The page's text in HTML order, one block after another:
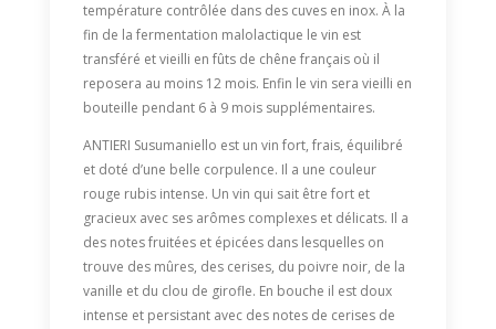
température contrôlée dans des cuves en inox. À la
fin de la fermentation malolactique le vin est
transféré et vieilli en fûts de chêne français où il
reposera au moins 12 mois. Enfin le vin sera vieilli en
bouteille pendant 6 à 9 mois supplémentaires.
ANTIERI Susumaniello est un vin fort, frais, équilibré
et doté d’une belle corpulence. Il a une couleur
rouge rubis intense. Un vin qui sait être fort et
gracieux avec ses arômes complexes et délicats. Il a
des notes fruitées et épicées dans lesquelles on
trouve des mûres, des cerises, du poivre noir, de la
vanille et du clou de girofle. En bouche il est doux
intense et persistant avec des notes de cerises de